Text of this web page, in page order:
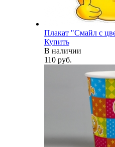
Плакат "Смайл с
Купить
В наличии
110 руб.